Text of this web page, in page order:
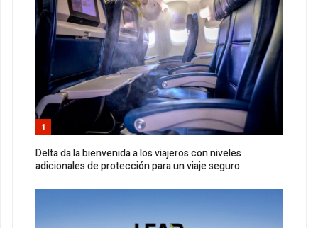
1
Delta da la bienvenida a los viajeros con niveles
adicionales de protección para un viaje seguro